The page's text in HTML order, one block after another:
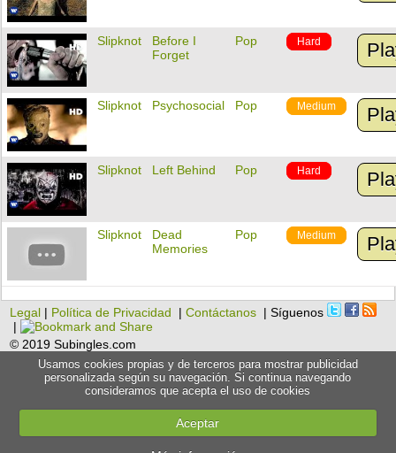
Slipknot
Before I
Forget
Pop Hard
Slipknot Psychosocial Pop Medium
Slipknot Left Behind Pop Hard
Slipknot
Dead
Memories
Pop Medium
Legal | Política de Privacidad |Contáctanos | Síguenos
|
© 2019 Subingles.com
Usamos cookies propias y de terceros para mostrar publicidad
personalizada según su navegación. Si continua navegando
consideramos que acepta el uso de cookies
Aceptar